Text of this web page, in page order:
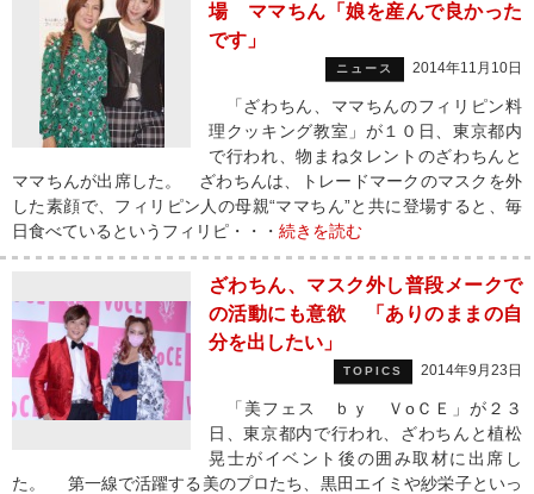
場 ママちん「娘を産んで良かった
です」
ニュース 2014年11月10日
「ざわちん、ママちんのフィリピン料
理クッキング教室」が１０日、東京都内
で行われ、物まねタレントのざわちんと
ママちんが出席した。 ざわちんは、トレードマークのマスクを外
した素顔で、フィリピン人の母親“ママちん”と共に登場すると、毎
日食べているというフィリピ・・・ 続きを読む
ざわちん、マスク外し普段メークで
の活動にも意欲 「ありのままの自
分を出したい」
TOPICS 2014年9月23日
「美フェス ｂｙ ＶoＣＥ」が２３
日、東京都内で行われ、ざわちんと植松
晃士がイベント後の囲み取材に出席し
た。 第一線で活躍する美のプロたち、黒田エイミや紗栄子といっ